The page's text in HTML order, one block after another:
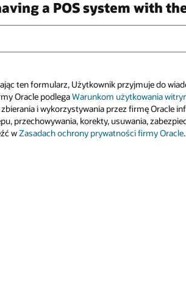
a POS system with
ten formularz, Użytkownik przyjmuje do
Oracle podlegaWarunkom użytkowania
i wykorzystywania przez firmę Oracle
przechowywania, korekty, usuwania,
wZasadach ochrony prywatności firmy Oracle.